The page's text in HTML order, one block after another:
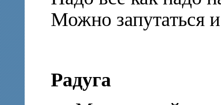
Можно запутаться
Радуга